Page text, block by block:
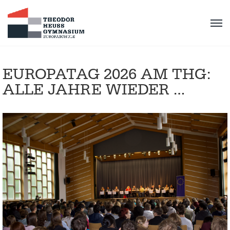
EUROPATAG 2026 AM THG:
ALLE JAHRE WIEDER …